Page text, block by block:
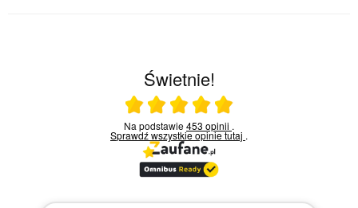
Świetnie!
Ocena średnia 5 na 5
Na podstawie453 opinii .
Sprawdź wszystkie opinietutaj .